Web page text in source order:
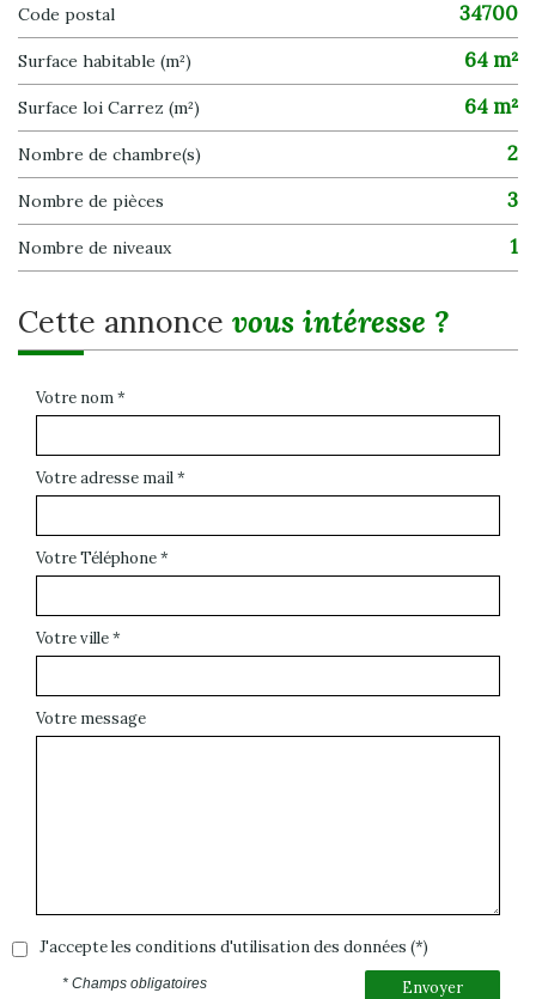
Code postal 34700
Surface habitable (m²) 64 m²
Surface loi Carrez (m²) 64 m²
Nombre de chambre(s) 2
Nombre de pièces 3
Nombre de niveaux 1
cette annonce vous intéresse ?
Votre nom *
Votre adresse mail *
Votre Téléphone *
Votre ville *
Votre message
J'accepte les conditions d'utilisation des données (*)
Envoyer
* Champs obligatoires